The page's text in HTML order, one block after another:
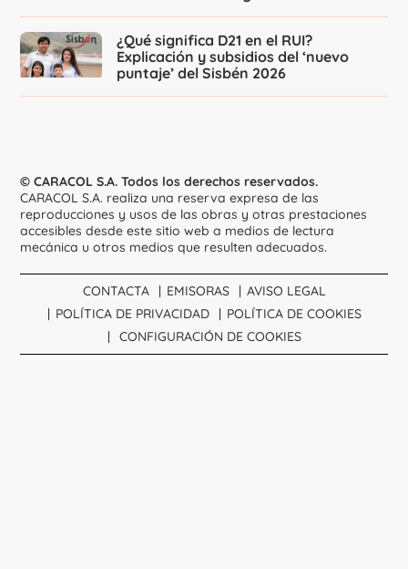
¿Qué significa D21 en el RUI?
Explicación y subsidios del ‘nuevo
puntaje’ del Sisbén 2026
© CARACOL S.A. Todos los derechos reservados.
CARACOL S.A. realiza una reserva expresa de las
reproducciones y usos de las obras y otras prestaciones
accesibles desde este sitio web a medios de lectura
mecánica u otros medios que resulten adecuados.
CONTACTA EMISORAS
AVISO LEGAL
POLÍTICA DE PRIVACIDAD
POLÍTICA DE COOKIES
CONFIGURACIÓN DE COOKIES